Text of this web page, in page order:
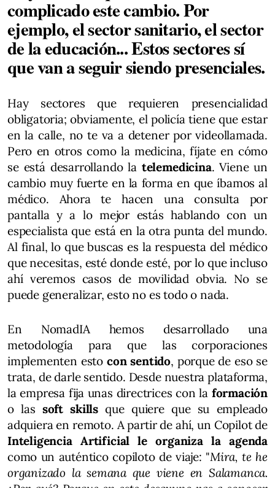
complicado este cambio. Por
ejemplo, el sector sanitario, el sector
de la educación... Estos sectores sí
que van a seguir siendo presenciales.
Hay sectores que requieren presencialidad
obligatoria; obviamente, el policía tiene que estar
en la calle, no te va a detener por videollamada.
Pero en otros como la medicina, fíjate en cómo
se está desarrollando la telemedicina. Viene un
cambio muy fuerte en la forma en que íbamos al
médico. Ahora te hacen una consulta por
pantalla y a lo mejor estás hablando con un
especialista que está en la otra punta del mundo.
Al final, lo que buscas es la respuesta del médico
que necesitas, esté donde esté, por lo que incluso
ahí veremos casos de movilidad obvia. No se
puede generalizar, esto no es todo o nada.
En NomadIA hemos desarrollado una
metodología para que las corporaciones
implementen esto con sentido, porque de eso se
trata, de darle sentido. Desde nuestra plataforma,
la empresa fija unas directrices con la formación
o las soft skills que quiere que su empleado
adquiera en remoto. A partir de ahí, un Copilot de
Inteligencia Artificial le organiza la agenda
como un auténtico copiloto de viaje: "Mira, te he
organizado la semana que viene en Salamanca.